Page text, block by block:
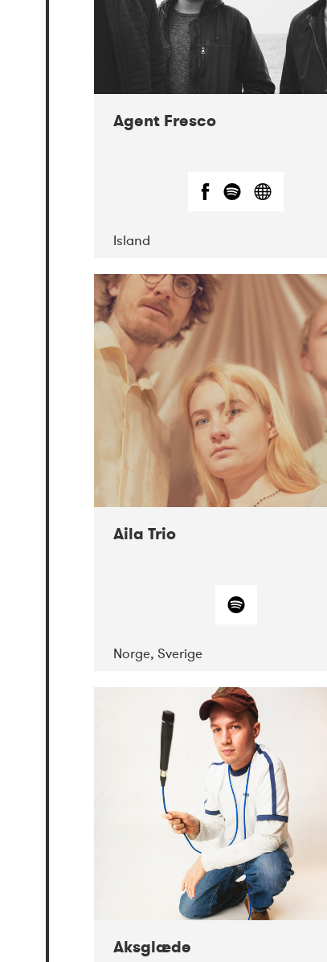
Agent Fresco
Island
DATE
CONCERTS
10-2017
10-2017
Tavastia
Klubi
Aila Trio
Norge, Sverige
DATE
CONCERTS
07-2021 Mandaljazz
Aksglæde